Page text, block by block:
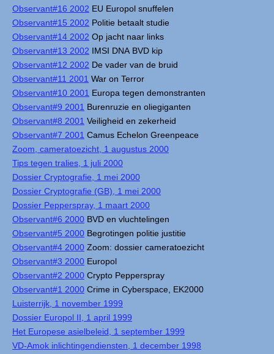
Observant#16 2002 EU Europol snuffelen
Observant#15 2002 Politie betaalt studie
Observant#14 2002 Op jacht naar links
Observant#13 2002 IMSI DNA BVD kip
Observant#12 2002 De vader van de bruid
Observant#11 2001 War on Terror
Observant#10 2001 Europa tegen demonstranten
Observant#9 2001 Burenruzie en oliegiganten
Observant#8 2001 Veiligheid en zekerheid
Observant#7 2001 Camus Echelon Greenpeace
Zoom, cameratoezicht, 1 augustus 2000
Tips tegen tralies, 1 juli 2000
Dossier Cryptografie, 1 mei 2000
Dossier Cryptografie (GB), 1 mei 2000
Dossier Pepperspray, 1 maart 2000
Observant#6 2000 BVD en vluchtelingen
Observant#5 2000 Begrotingen politie justitie
Observant#4 2000 Zoom: dossier cameratoezicht
Observant#3 2000 Europol
Observant#2 2000 Crypto Pepperspray
Observant#1 2000 Crime in Cyberspace, EK2000
Luisterrijk, 1 november 1999
Dossier Europol II, 1 april 1999
Het Europese asielbeleid, 1 september 1999
VD-Amok inlichtingendiensten, 1 december 1998